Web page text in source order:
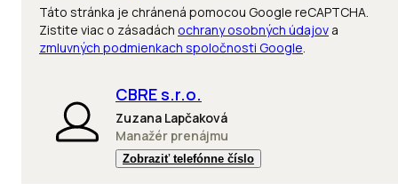
Táto stránka je chránená pomocou Google reCAPTCHA.
Zistite viac o zásadách ochrany osobných údajov a
zmluvných podmienkach spoločnosti Google.
CBRE s.r.o.
Zuzana Lapčaková
Manažér prenájmu
Zobraziť telefónne číslo